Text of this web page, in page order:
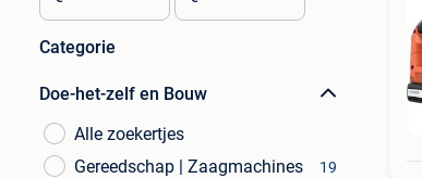
Categorie
Doe-het-zelf en Bouw
Alle zoekertjes
Gereedschap | Zaagmachines
19